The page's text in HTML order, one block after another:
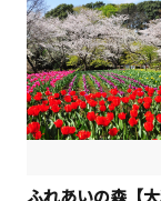
ふれあいの森【大